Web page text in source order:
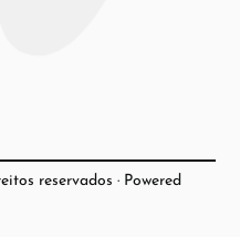
reservados · Powered